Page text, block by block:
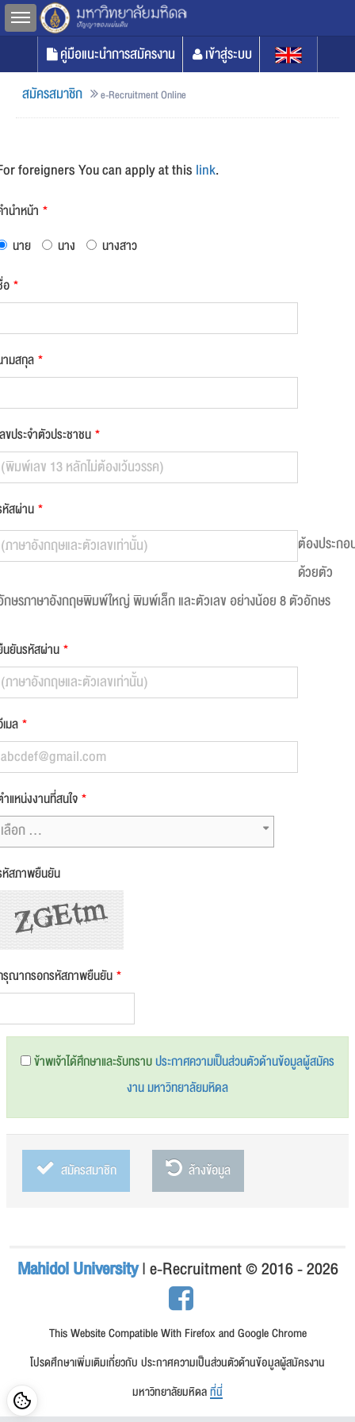
Toggle sidebar
คู่มือแนะนำการสมัครงาน
เข้าสู่ระบบ
สมัครสมาชิก
e-Recruitment Online
foreigners You can apply at this link.
นำหน้า *
นาย
นาง
นางสาว
*
มสกุล*
ขประจำตัวประชาชน*
สผ่าน*
ต้องประกอ
ด้วยตัว
ษรภาษาอังกฤษพิมพ์ใหญ่ พิมพ์เล็ก และตัวเลข อย่างน้อย 8 ตัวอักษร
ยันรหัสผ่าน*
มล*
แหน่งงานที่สนใจ*
เลือก ...
สภาพยืนยัน
ณากรอกรหัสภาพยืนยัน*
ข้าพเจ้าได้ศึกษาและรับทราบประกาศความเป็นส่วนตัวด้านข้อมูลผู้สมัคร
งาน มหาวิทยาลัยมหิดล
สมัครสมาชิก ล้างข้อมูล
Mahidol University| e-Recruitment © 2016 - 2026
This Website Compatible With Firefox and Google Chrome
โปรดศึกษาเพิ่มเติมเกี่ยวกับ ประกาศความเป็นส่วนตัวด้านข้อมูลผู้สมัครงาน
มหาวิทยาลัยมหิดลที่นี่